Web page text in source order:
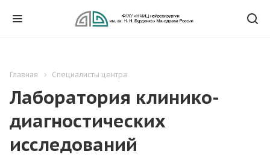
Главная Специалисты центра
Лаборатория клинико-
диагностических
исследований